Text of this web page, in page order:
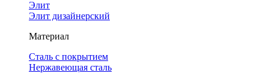
Элит
Элит дизайнерский
Материал
Сталь с покрытием
Нержавеющая сталь